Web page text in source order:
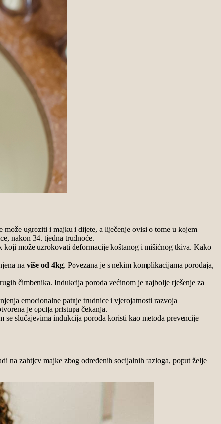
može ugroziti i majku i dijete, a liječenje ovisi o tome u kojem
nakon 34. tjedna trudnoće.
koji može uzrokovati deformacije koštanog i mišićnog tkiva. Kako
na više od 4kg. Povezana je s nekim komplikacijama porođaja,
čimbenika. Indukcija poroda većinom je najbolje rješenje za
emocionalne patnje trudnice i vjerojatnosti razvoja
je opcija pristupa čekanja.
se slučajevima indukcija poroda koristi kao metoda prevencije
na zahtjev majke zbog određenih socijalnih razloga, poput želje